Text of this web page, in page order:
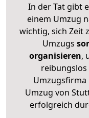
In der Tat gibt
einem Umzug
wichtig, sich Zeit
Umzugs
organisieren,
Umzug von
erfolgreich